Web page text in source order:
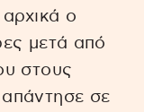
αρχικά ο
μετά από
στους
σε